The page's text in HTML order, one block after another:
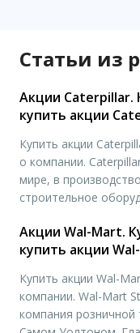
Статьи из
Акции Caterpillar.
купить акции
Купить акции
о компании.
мире, в
строительное
Компания была
Калифорнии, США.
директоров и
Акции Wal-Mart.
купить акции
Купить акции Wal-
компании. Wal-Mart
компания розничной